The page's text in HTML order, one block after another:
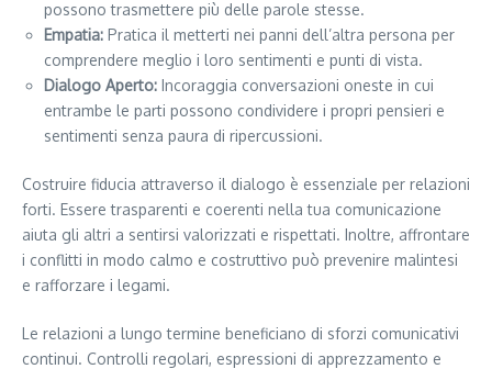
possono trasmettere più delle parole stesse.
Empatia: Pratica il metterti nei panni dell’altra persona per
comprendere meglio i loro sentimenti e punti di vista.
Dialogo Aperto: Incoraggia conversazioni oneste in cui
entrambe le parti possono condividere i propri pensieri e
sentimenti senza paura di ripercussioni.
Costruire fiducia attraverso il dialogo è essenziale per relazioni
forti. Essere trasparenti e coerenti nella tua comunicazione
aiuta gli altri a sentirsi valorizzati e rispettati. Inoltre, affrontare
i conflitti in modo calmo e costruttivo può prevenire malintesi
e rafforzare i legami.
Le relazioni a lungo termine beneficiano di sforzi comunicativi
continui. Controlli regolari, espressioni di apprezzamento e